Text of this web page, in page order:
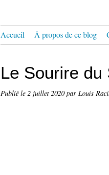
Accueil À propos de ce blog
Le Sourire du
Publié le 2 juillet 2020par Louis